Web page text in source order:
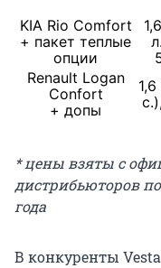
KIA Rio Comfort
+ пакет теплые
опции
Renault Logan
Confort
+ допы
* цены взяты с
дистрибьюторов
года
В конкуренты